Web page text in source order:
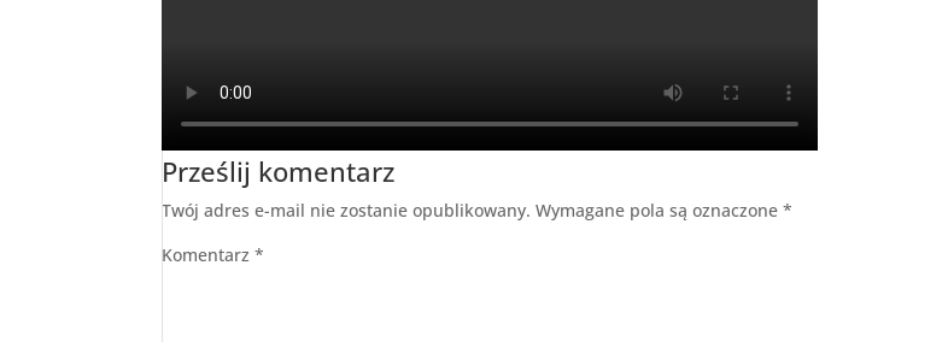
Prześlij komentarz
Twój adres e-mail nie zostanie opublikowany. Wymagane pola są oznaczone*
Komentarz*